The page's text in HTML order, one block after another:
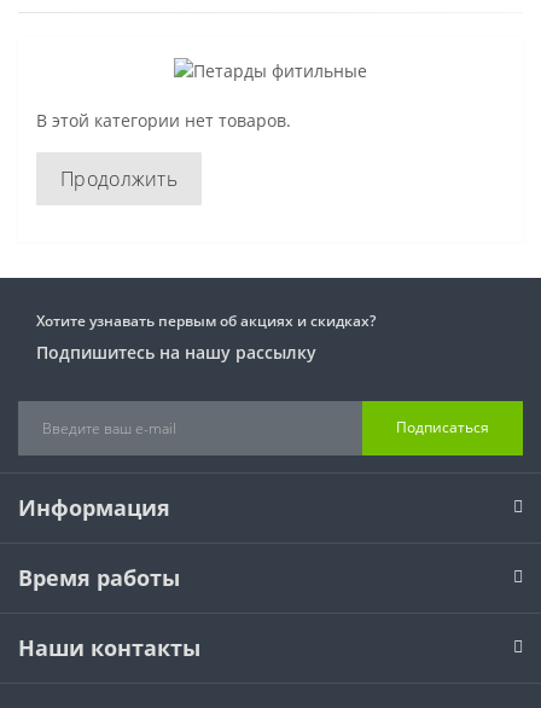
В этой категории нет товаров.
Продолжить
Хотите узнавать первым об акциях и скидках?
Подпишитесь на нашу рассылку
Подписаться
Информация
Время работы
Наши контакты